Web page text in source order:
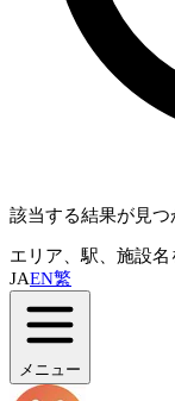
該当する結果が見
エリア、駅、施設
JAEN繁
メニュー